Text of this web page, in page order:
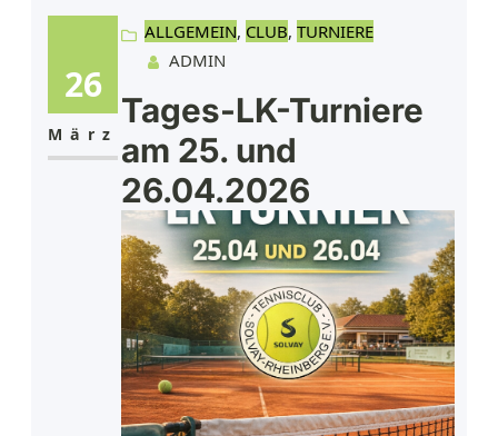
DTB-Gebühr Anmeldung über
Tennis.de https://www.tennis.de
Spannende
26
März
ALLGEMEIN, CLUB, TURNIERE
ADMIN
Tages-LK-Turniere
am 25. und
26.04.2026